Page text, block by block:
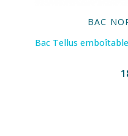
BAC
Bac Tellus